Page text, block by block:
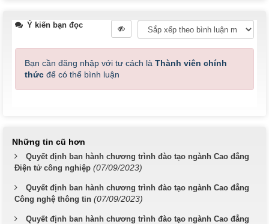
Ý kiến bạn đọc
Bạn cần đăng nhập với tư cách là Thành viên chính
thức để có thể bình luận
Những tin cũ hơn
Quyết định ban hành chương trình đào tạo ngành Cao đẳng
Điện tử công nghiệp (07/09/2023)
Quyết định ban hành chương trình đào tạo ngành Cao đẳng
Công nghệ thông tin (07/09/2023)
Quyết định ban hành chương trình đào tạo ngành Cao đẳng